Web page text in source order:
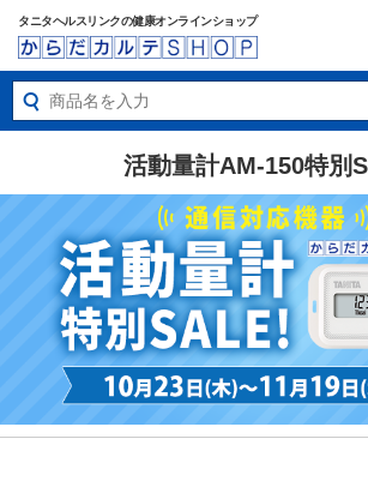
タニタヘルスリンクの健康オンラインショップ
活動量計AM-150特別